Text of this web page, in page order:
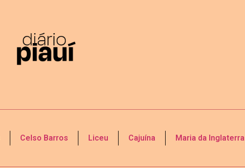
Celso Barros Liceu Cajuína Maria da Inglaterra